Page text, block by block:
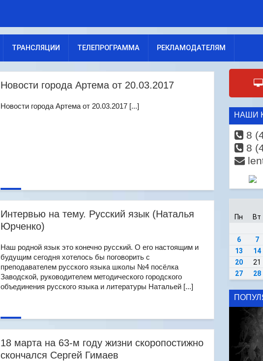
ТРАНСЛЯЦИИ ТЕЛЕПРОГРАММА РЕКЛАМОДАТЕЛЯМ
Новости города Артема от 20.03.2017
Новости города Артема от 20.03.2017 [...]
Интервью на тему. Русский язык (Наталья
Юрченко)
Наш родной язык это конечно русский. О его настоящим и
будущим сегодня хотелось бы поговорить с
преподавателем русского языка школы №4 посёлка
Заводской, руководителем методического городского
объединения русского языка и литературы Натальей [...]
18 марта на 63-м году жизни скоропостижно
скончался Сергей Гимаев
НАШИ
8
8
Пн Вт
6
7
13
14
20
21
27
28